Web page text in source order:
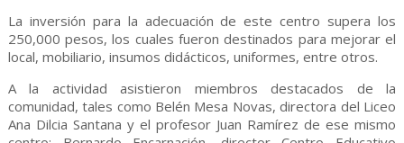
La inversión para la adecuación de este centro supera los
250,000 pesos, los cuales fueron destinados para mejorar el
local, mobiliario, insumos didácticos, uniformes, entre otros.
A la actividad asistieron miembros destacados de la
comunidad, tales como Belén Mesa Novas, directora del Liceo
Ana Dilcia Santana y el profesor Juan Ramírez de ese mismo